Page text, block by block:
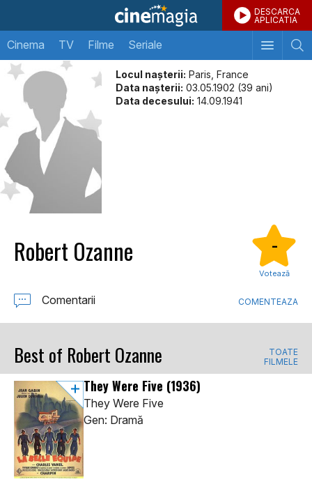
DESCARCA
APLICATIA
Cinema TV Filme Seriale
Locul naşterii: Paris, France
Data naşterii: 03.05.1902 (39 ani)
Data decesului: 14.09.1941
Robert Ozanne -
Votează
Comentarii COMENTEAZA
Best of Robert Ozanne
TOATE
FILMELE
They Were Five (1936)
They Were Five
Gen: Dramă